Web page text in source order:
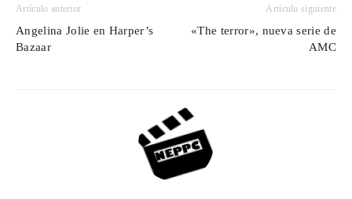
Artículo anterior
Angelina Jolie en Harper’s
Bazaar
Artículo siguiente
«The terror», nueva serie de
AMC